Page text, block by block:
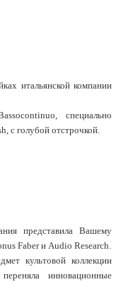
итальянской компании
специально
с голубой отстрочкой.
представила Вашему
Faber и Audio Research.
культовой коллекции
инновационные